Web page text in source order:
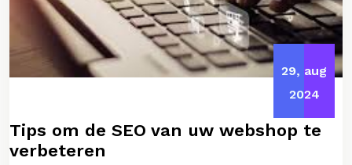
29, aug
2024
Tips om de SEO van uw webshop te
verbeteren